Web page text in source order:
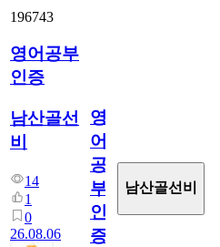
196743
영어공부
인증
남산골선
비
14
1
0
26.08.06
영
어
공
부
인
증
남산골선비